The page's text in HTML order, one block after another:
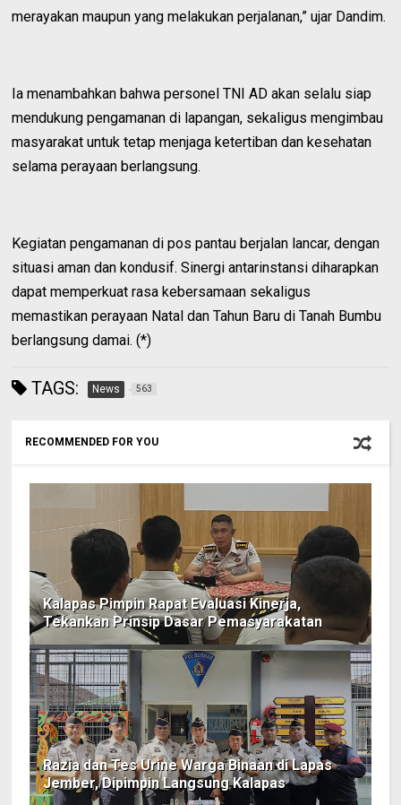
merayakan maupun yang melakukan perjalanan,” ujar Dandim.
Ia menambahkan bahwa personel TNI AD akan selalu siap
mendukung pengamanan di lapangan, sekaligus mengimbau
masyarakat untuk tetap menjaga ketertiban dan kesehatan
selama perayaan berlangsung.
Kegiatan pengamanan di pos pantau berjalan lancar, dengan
situasi aman dan kondusif. Sinergi antarinstansi diharapkan
dapat memperkuat rasa kebersamaan sekaligus
memastikan perayaan Natal dan Tahun Baru di Tanah Bumbu
berlangsung damai. (*)
TAGS: News 563
RECOMMENDED FOR YOU
Kalapas Pimpin Rapat Evaluasi Kinerja,
Tekankan Prinsip Dasar Pemasyarakatan
Razia dan Tes Urine Warga Binaan di Lapas
Jember, Dipimpin Langsung Kalapas